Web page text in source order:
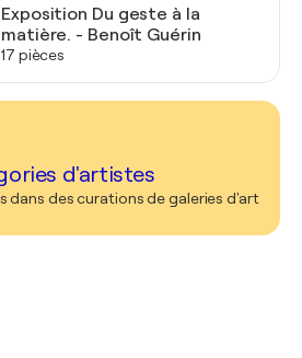
Exposition Du geste à la
matière. - Benoît Guérin
17 pièces
d'artistes
dans des curations de galeries d'art